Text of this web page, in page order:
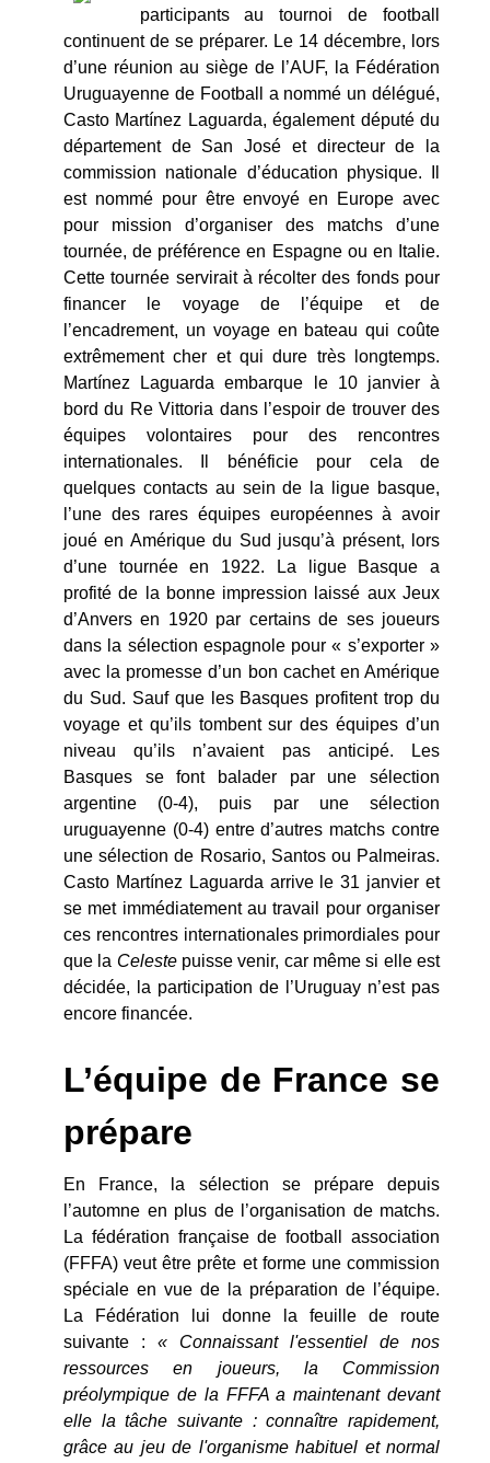
participants au tournoi de football
continuent de se préparer. Le 14 décembre, lors
d’une réunion au siège de l’AUF, la Fédération
Uruguayenne de Football a nommé un délégué,
Casto Martínez Laguarda, également député du
département de San José et directeur de la
commission nationale d’éducation physique. Il
est nommé pour être envoyé en Europe avec
pour mission d’organiser des matchs d’une
tournée, de préférence en Espagne ou en Italie.
Cette tournée servirait à récolter des fonds pour
financer le voyage de l’équipe et de
l’encadrement, un voyage en bateau qui coûte
extrêmement cher et qui dure très longtemps.
Martínez Laguarda embarque le 10 janvier à
bord du Re Vittoria dans l’espoir de trouver des
équipes volontaires pour des rencontres
internationales. Il bénéficie pour cela de
quelques contacts au sein de la ligue basque,
l’une des rares équipes européennes à avoir
joué en Amérique du Sud jusqu’à présent, lors
d’une tournée en 1922. La ligue Basque a
profité de la bonne impression laissé aux Jeux
d’Anvers en 1920 par certains de ses joueurs
dans la sélection espagnole pour « s’exporter »
avec la promesse d’un bon cachet en Amérique
du Sud. Sauf que les Basques profitent trop du
voyage et qu’ils tombent sur des équipes d’un
niveau qu’ils n’avaient pas anticipé. Les
Basques se font balader par une sélection
argentine (0-4), puis par une sélection
uruguayenne (0-4) entre d’autres matchs contre
une sélection de Rosario, Santos ou Palmeiras.
Casto Martínez Laguarda arrive le 31 janvier et
se met immédiatement au travail pour organiser
ces rencontres internationales primordiales pour
que la Celeste puisse venir, car même si elle est
décidée, la participation de l’Uruguay n’est pas
encore financée.
L’équipe de France se
prépare
En France, la sélection se prépare depuis
l’automne en plus de l’organisation de matchs.
La fédération française de football association
(FFFA) veut être prête et forme une commission
spéciale en vue de la préparation de l’équipe.
La Fédération lui donne la feuille de route
suivante : « Connaissant l'essentiel de nos
ressources en joueurs, la Commission
préolympique de la FFFA a maintenant devant
elle la tâche suivante : connaître rapidement,
grâce au jeu de l'organisme habituel et normal